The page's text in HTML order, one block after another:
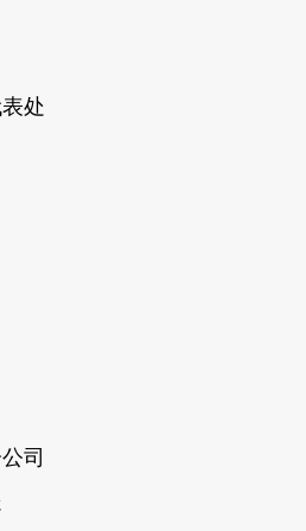
处
司